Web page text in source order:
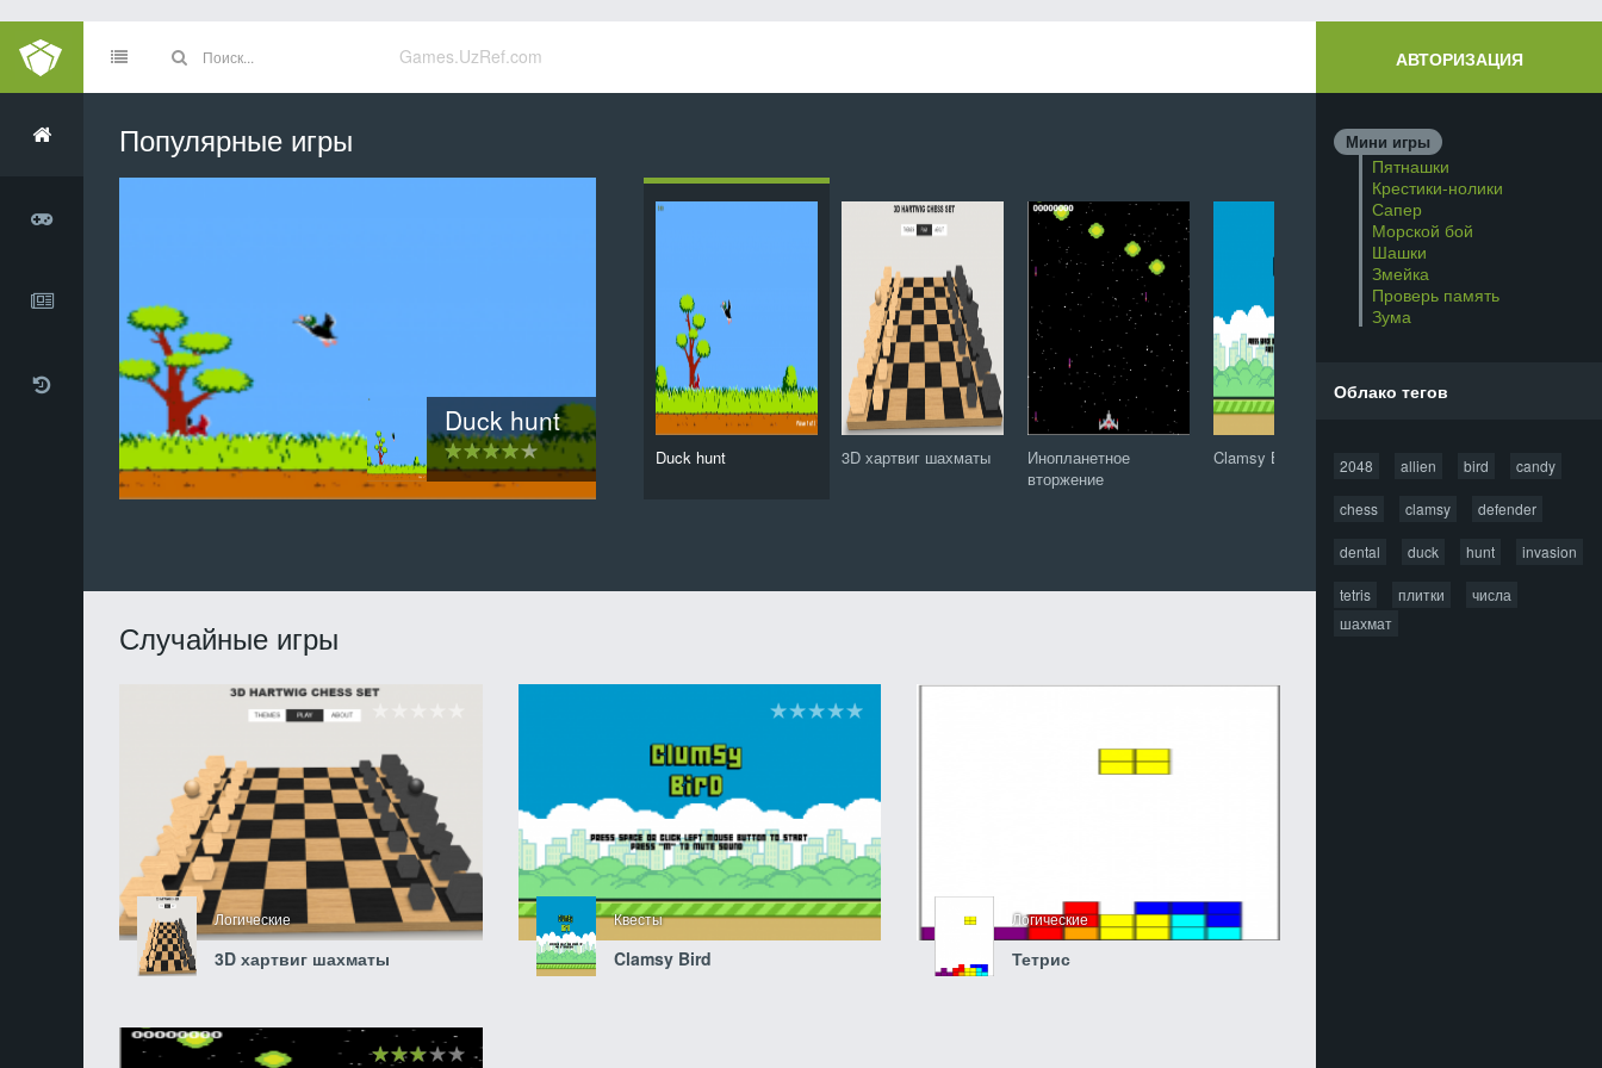
АВТОРИЗАЦИЯ
Games.UzRef.com
Популярные игры
Duck hunt
3D хартвиг шахматы
Инопланетное вторжение
Clamsy Bird
Защитник зубов: Сага о конфетной орде
2048
Тетрис
Duck hunt 3D хартвиг шахматы
Инопланетное
вторжение
Clamsy Bird
Защитник зубов: Сага
о конфетной орде
Случайные игры
Логические
3D хартвиг шахматы
Квесты
Clamsy Bird
Логические
Тетрис
Мини игры
Пятнашки
Крестики-нолики
Сапер
Морской бой
Шашки
Змейка
Проверь память
Зума
Облако тегов
2048 allien bird candy
chess clamsy defender
dental duck hunt invasion
tetris плитки
числа
шахмат